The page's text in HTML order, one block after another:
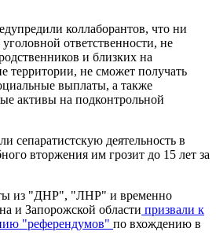
коллаборантов, что ни
ответственности, не
и близких на
территории, не сможет получать
выплаты, а также
активы на подконтрольной
сепаратистскую деятельность в
вторжения им грозит до 15 лет за
из "ДНР", "ЛНР" и временно
и Запорожской области призвали к
"референдумов" по вхождению в